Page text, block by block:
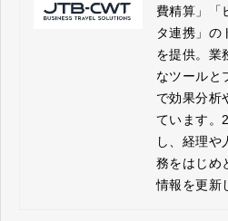
費精算」「
タ連携」の
を提供。業
なツールと
で効果分析
ています。
し、経理や
務をはじめ
情報を更新